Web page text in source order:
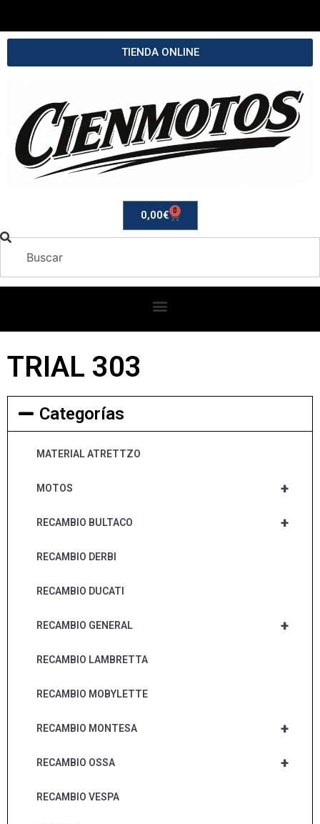
TIENDA ONLINE
0,00€ 0
TRIAL 303
Categorías
MATERIAL ATRETTZO
+
MOTOS
+
RECAMBIO BULTACO
RECAMBIO DERBI
RECAMBIO DUCATI
+
RECAMBIO GENERAL
RECAMBIO LAMBRETTA
RECAMBIO MOBYLETTE
+
RECAMBIO MONTESA
+
RECAMBIO OSSA
RECAMBIO VESPA